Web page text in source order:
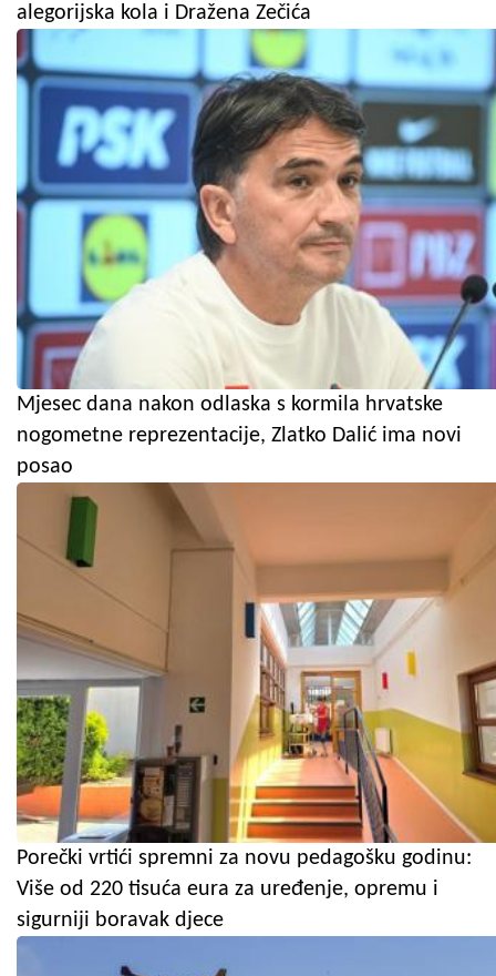
alegorijska kola i Dražena Zečića
Mjesec dana nakon odlaska s kormila hrvatske
nogometne reprezentacije, Zlatko Dalić ima novi
posao
Porečki vrtići spremni za novu pedagošku godinu:
Više od 220 tisuća eura za uređenje, opremu i
sigurniji boravak djece